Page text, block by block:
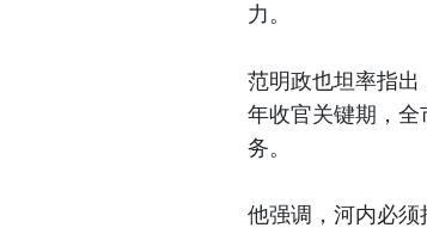
力。
范明政也坦率指
年收官关键期，
务。
他强调，河内必